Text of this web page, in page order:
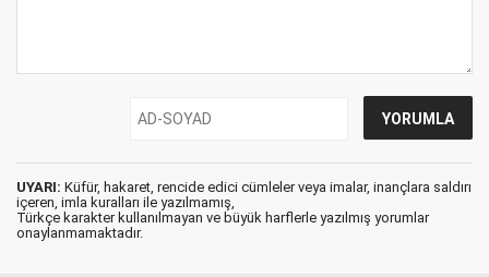
UYARI: Küfür, hakaret, rencide edici cümleler veya imalar, inançlara saldırı
içeren, imla kuralları ile yazılmamış,
Türkçe karakter kullanılmayan ve büyük harflerle yazılmış yorumlar
onaylanmamaktadır.